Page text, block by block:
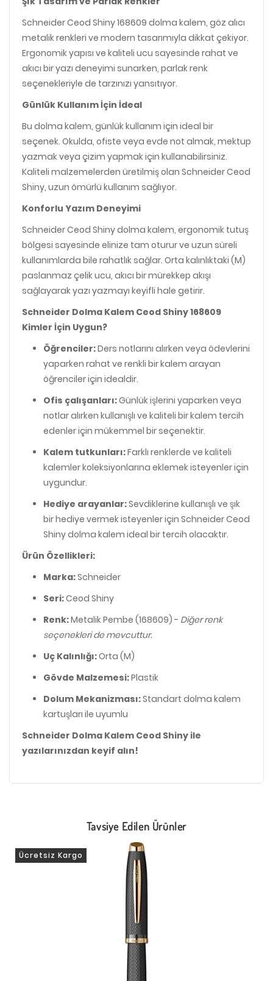
Schneider Ceod Shiny 168609 dolma kalem, göz alıcı
metalik renkleri ve modern tasarımıyla dikkat çekiyor.
Ergonomik yapısı ve kaliteli ucu sayesinde rahat ve
akıcı bir yazı deneyimi sunarken, parlak renk
seçenekleriyle de tarzınızı yansıtıyor.
Günlük Kullanım İçin İdeal
Bu dolma kalem, günlük kullanım için ideal bir
seçenek. Okulda, ofiste veya evde not almak, mektup
yazmak veya çizim yapmak için kullanabilirsiniz.
Kaliteli malzemelerden üretilmiş olan Schneider Ceod
Shiny, uzun ömürlü kullanım sağlıyor.
Konforlu Yazım Deneyimi
Schneider Ceod Shiny dolma kalem, ergonomik tutuş
bölgesi sayesinde elinize tam oturur ve uzun süreli
kullanımlarda bile rahatlık sağlar. Orta kalınlıktaki (M)
paslanmaz çelik ucu, akıcı bir mürekkep akışı
sağlayarak yazı yazmayı keyifli hale getirir.
Schneider Dolma Kalem Ceod Shiny 168609
Kimler İçin Uygun?
Öğrenciler:Ders notlarını alırken veya ödevlerini
yaparken rahat ve renkli bir kalem arayan
öğrenciler için idealdir.
Ofis çalışanları:Günlük işlerini yaparken veya
notlar alırken kullanışlı ve kaliteli bir kalem tercih
edenler için mükemmel bir seçenektir.
Kalem tutkunları:Farklı renklerde ve kaliteli
kalemler koleksiyonlarına eklemek isteyenler için
uygundur.
Hediye arayanlar:Sevdiklerine kullanışlı ve şık
bir hediye vermek isteyenler için Schneider Ceod
Shiny dolma kalem ideal bir tercih olacaktır.
Ürün Özellikleri:
Marka:Schneider
Seri:Ceod Shiny
Renk:Metalik Pembe (168609) - Diğer renk
seçenekleri de mevcuttur.
Uç Kalınlığı:Orta (M)
Gövde Malzemesi:Plastik
Dolum Mekanizması:Standart dolma kalem
kartuşları ile uyumlu
Schneider Dolma Kalem Ceod Shiny ile
yazılarınızdan keyif alın!
Tavsiye Edilen Ürünler
Ücretsiz Kargo